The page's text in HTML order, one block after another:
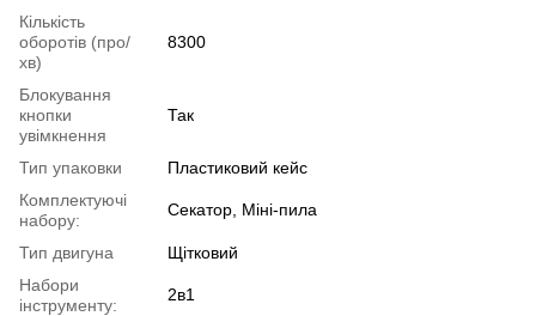
Кількість
оборотів (про/
хв)
8300
Блокування
кнопки
увімкнення
Так
Тип упаковки
Пластиковий кейс
Комплектуючі
набору:
Секатор, Міні-пила
Тип двигуна
Щітковий
Набори
інструменту:
2в1